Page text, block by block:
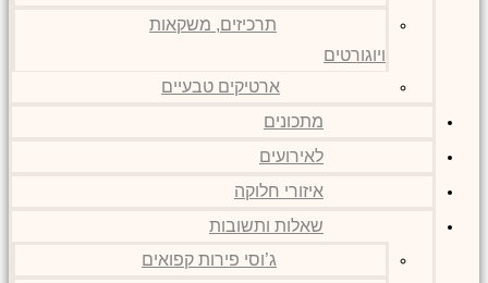
תרכיזים, משקאות
ויוגורטים
ארטיקים טבעיים
מתכונים
לאירועים
איזורי חלוקה
שאלות ותשובות
ג’וסי פירות קפואים